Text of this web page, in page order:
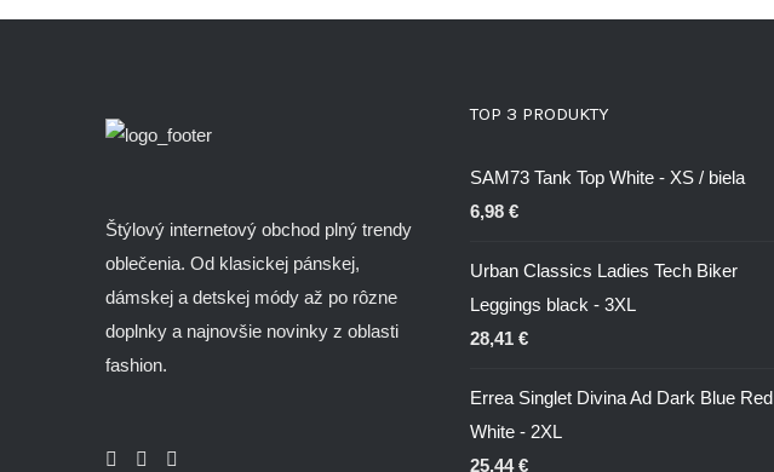
Štýlový internetový obchod plný trendy
oblečenia. Od klasickej pánskej,
dámskej a detskej módy až po rôzne
doplnky a najnovšie novinky z oblasti
fashion.
TOP 3 PRODUKTY
SAM73 Tank Top White - XS / biela
6,98 €
Urban Classics Ladies Tech Biker
Leggings black - 3XL
28,41 €
Errea Singlet Divina Ad Dark Blue Red
White - 2XL
25,44€